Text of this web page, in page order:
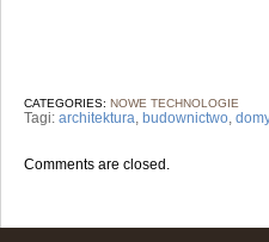
CATEGORIES: NOWE TECHNOLOGIE
Tagi: architektura, budownictwo, domy
Comments are closed.